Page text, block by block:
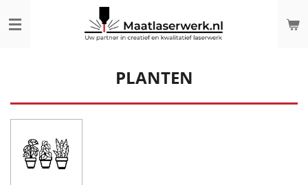
direct
PLANTEN